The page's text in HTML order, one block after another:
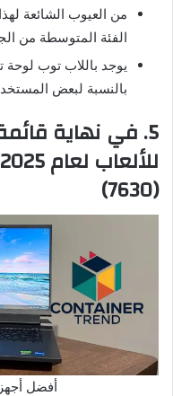
من العيوب الشائعة
الفئة المتوسطة من
يوجد باللاب توب لوحة
بالنسبة لبعض
5. في نهاية
(7630)
أفضل